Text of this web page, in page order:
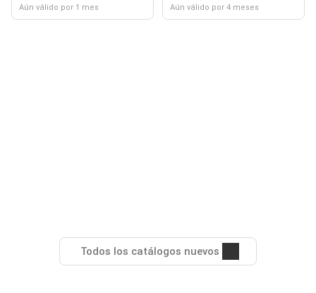
Aún válido por 1 mes Aún válido por 4 meses
Todos los catálogos nuevos